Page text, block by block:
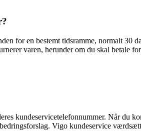
for en bestemt tidsramme, normalt 30
varen, herunder om du skal betale
kundeservicetelefonnummer. Når du
Vigo kundeservice